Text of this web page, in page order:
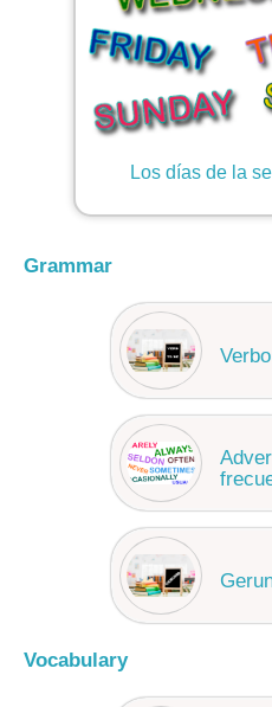
Los días de la
Grammar
Vocabulary